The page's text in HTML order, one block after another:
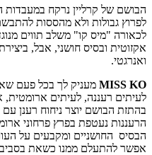
הבושם של קרליין נרקח
לפרוץ גבולות ולא מהססות
לכאורה "מיס קו" משלב תווים
אקזוטית ובסיס חושני, אבל,
ואנרגטי.
MISS KO מעניק לך בכל פעם
לעיתים רעננה, לעיתים
בהתזת הבושם יוצר ניחוח רענן
הרעננות נעטפת בפרץ פרחוני
הבסיס החושניים ומקבעים על
אפשר להתעלם ממנו כשאת